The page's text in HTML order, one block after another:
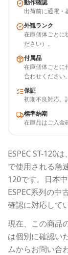
動作確認
出荷前に通電・
外観ランク
在庫個体ごとに
ださい）。
付属品
在庫個体ごとに
合わせください。
保証
初期不良対応。
標準納期
在庫品はご入金
ESPEC ST-120は
で使用される急
120です。 日本
ESPEC系列の中
確認に対応して
現在、この商品
は個別に確認い
ムからお問い合